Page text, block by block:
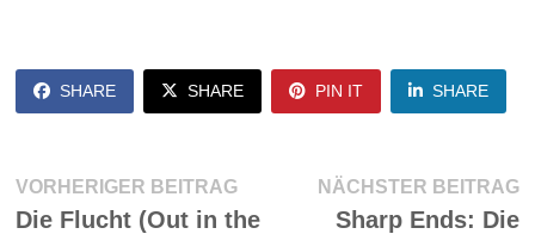
SHARE SHARE PIN IT SHARE
Beitragsnavigation
VORHERIGER BEITRAGVorheriger
Beitrag:
Die Flucht (Out in the
NÄCHSTER BEITRAG
Sharp Ends: Die